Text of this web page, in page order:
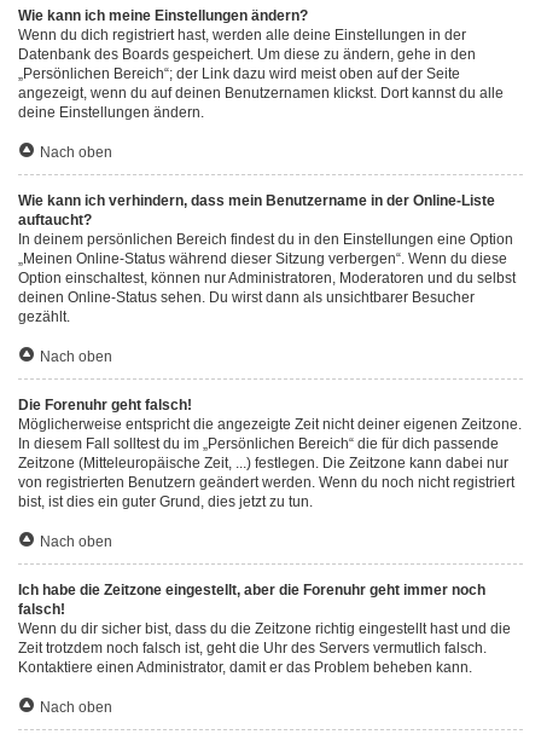
Wie kann ich meine Einstellungen ändern?
Wenn du dich registriert hast, werden alle deine Einstellungen in der
Datenbank des Boards gespeichert. Um diese zu ändern, gehe in den
„Persönlichen Bereich“; der Link dazu wird meist oben auf der Seite
angezeigt, wenn du auf deinen Benutzernamen klickst. Dort kannst du alle
deine Einstellungen ändern.
Nach oben
Wie kann ich verhindern, dass mein Benutzername in der Online-Liste
auftaucht?
In deinem persönlichen Bereich findest du in den Einstellungen eine Option
„Meinen Online-Status während dieser Sitzung verbergen“. Wenn du diese
Option einschaltest, können nur Administratoren, Moderatoren und du selbst
deinen Online-Status sehen. Du wirst dann als unsichtbarer Besucher
gezählt.
Nach oben
Die Forenuhr geht falsch!
Möglicherweise entspricht die angezeigte Zeit nicht deiner eigenen Zeitzone.
In diesem Fall solltest du im „Persönlichen Bereich“ die für dich passende
Zeitzone (Mitteleuropäische Zeit, ...) festlegen. Die Zeitzone kann dabei nur
von registrierten Benutzern geändert werden. Wenn du noch nicht registriert
bist, ist dies ein guter Grund, dies jetzt zu tun.
Nach oben
Ich habe die Zeitzone eingestellt, aber die Forenuhr geht immer noch
falsch!
Wenn du dir sicher bist, dass du die Zeitzone richtig eingestellt hast und die
Zeit trotzdem noch falsch ist, geht die Uhr des Servers vermutlich falsch.
Kontaktiere einen Administrator, damit er das Problem beheben kann.
Nach oben